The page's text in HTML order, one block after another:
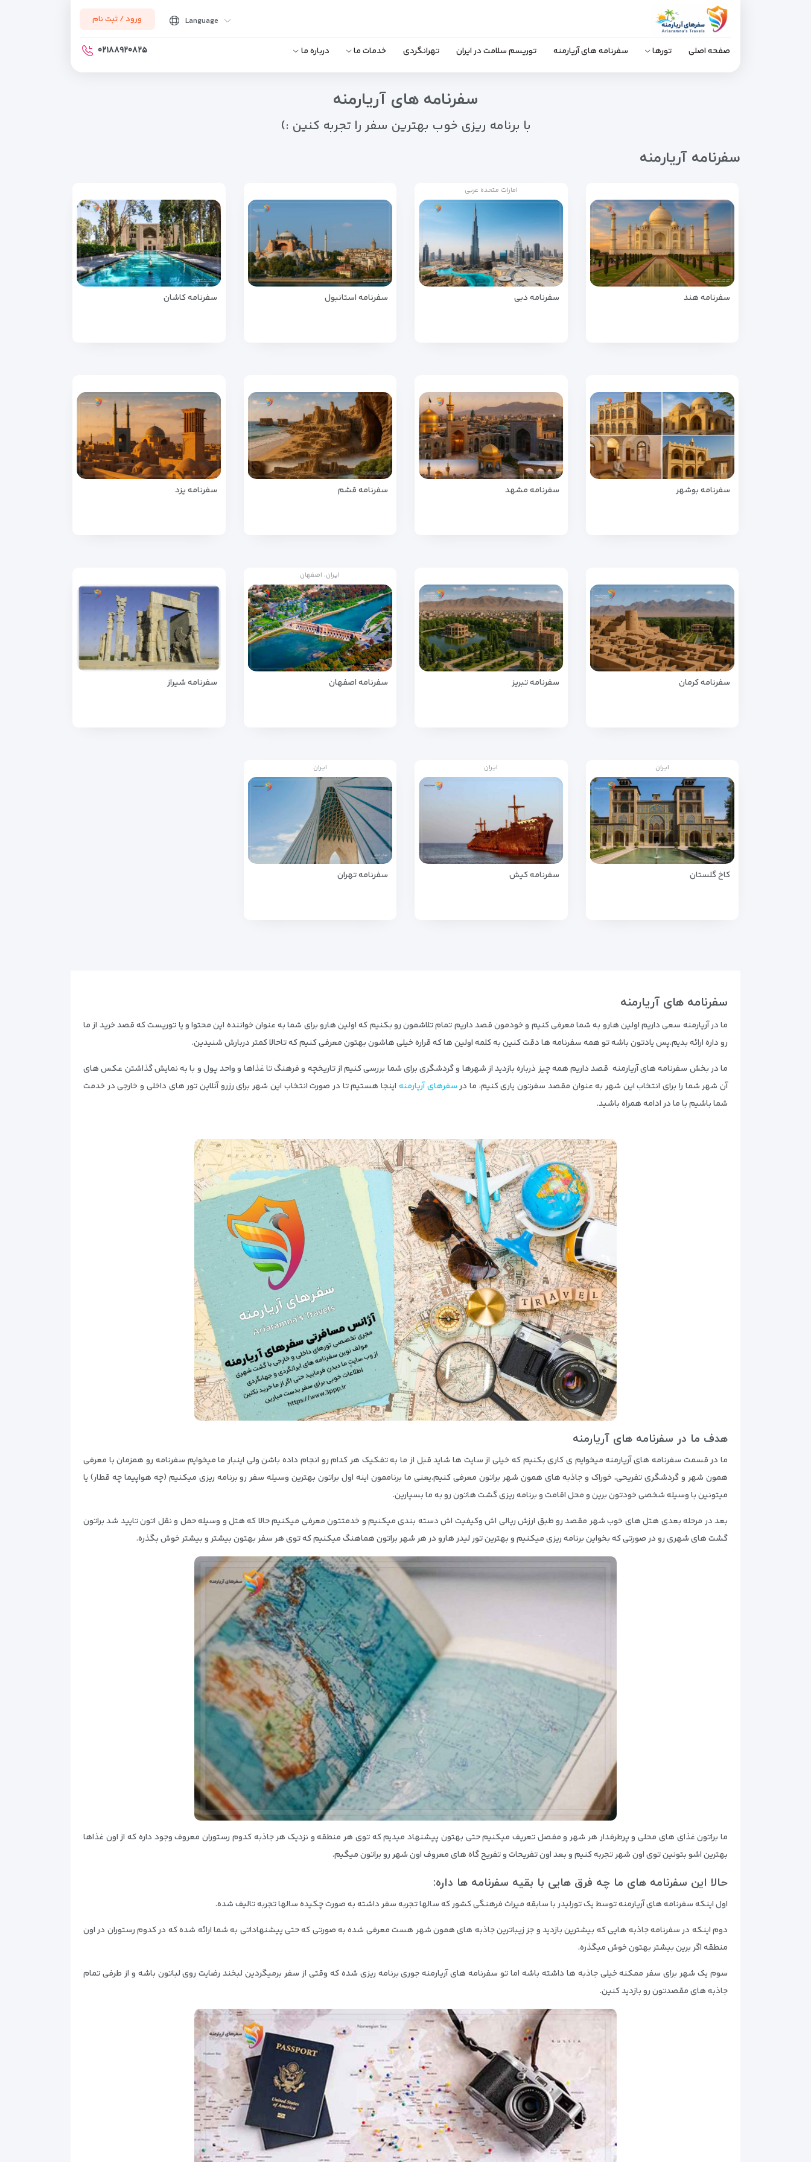
Language ورود / ثبت نام
صفحه اصلی تورها سفرنامه های آریارمنه توریسم سلامت در ایران تهرانگردی خدمات ما درباره ما ۰۲۱۸۸۹۲۰۸۲۵
سفرنامه های آریارمنه
با برنامه ریزی خوب بهترین سفر را تجربه کنین :)
سفرنامه آریارمنه
سفرنامه هند
امارات متحده عربی
سفرنامه دبی سفرنامه استانبول سفرنامه کاشان
سفرنامه بوشهر سفرنامه مشهد سفرنامه قشم سفرنامه یزد
سفرنامه کرمان سفرنامه تبریز
ایران، اصفهان
سفرنامه اصفهان سفرنامه شیراز
ایران
کاخ گلستان
ایران
سفرنامه کیش
ایران
سفرنامه تهران
سفرنامه های آریارمنه
ما در آریارمنه سعی داریم اولین هارو به شما معرفی کنیم و خودمون قصد داریم تمام تلاشمون رو بکنیم که اولین هارو برای شما به عنوان خواننده این محتوا و یا توریست که قصد خرید از ما
رو داره ارائه بدیم.پس یادتون باشه تو همه سفرنامه ها دقت کنین به کلمه اولین ها که قراره خیلی هاشون بهتون معرفی کنیم که تاحالا کمتر دربارش شنیدین.
ما در بخش سفرنامه های آریارمنه قصد داریم همه چیز ذرباره بازدید از شهرها و گردشگری برای شما بررسی کنیم از تاریخچه و فرهنگ تا غذاها و واحد پول و با به نمایش گذاشتن عکس های
آن شهر شما را برای انتخاب این شهر به عنوان مقصد سفرتون یاری کنیم، ما درسفرهای آریارمنه اینجا هستیم تا در صورت انتخاب این شهر برای رزرو آنلاین تور های داخلی و خارجی در خدمت
شما باشیم با ما در ادامه همراه باشید.
هدف ما در سفرنامه های آریارمنه
ما در قسمت سفرنامه های آریارمنه میخوایم ی کاری بکنیم که خیلی از سایت ها شاید قبل از ما به تفکیک هر کدام رو انجام داده باشن ولی اینبار ما میخوایم سفرنامه رو همزمان با معرفی
همون شهر و گردشگری تفریحی، خوراک و جاذبه های همون شهر براتون معرفی کنیم.یعنی ما برناممون اینه اول براتون بهترین وسیله سفر رو برنامه ریزی میکنیم (چه هواپیما چه قطار) یا
میتونین با وسیله شخصی خودتون برین و محل اقامت و برنامه ریزی گشت هاتون رو به ما بسپارین.
بعد در مرحله بعدی هتل های خوب شهر مقصد رو طبق ارزش ریالی اش وکیفیت اش دسته بندی میکنیم و خدمتتون معرفی میکنیم حالا که هتل و وسیله حمل و نقل اتون تایید شد براتون
گشت های شهری رو در صورتی که بخواین برنامه ریزی میکنیم و بهترین تور لیدر هارو در هر شهر براتون هماهنگ میکنیم که توی هر سفر بهتون بیشتر و بیشتر خوش بگذره.
ما براتون غذای های محلی و پرطرفدار هر شهر و مفصل تعریف میکنیم حتی بهتون پیشنهاد میدیم که توی هر منطقه و نزدیک هر جاذبه کدوم رستوران معروف وجود داره که از اون غذاها
بهترین اشو بتونین توی اون شهر تجربه کنیم و بعد اون تفریحات و تفریح گاه های معروف اون شهر رو براتون میگیم.
حالا این سفرنامه های ما چه فرق هایی با بقیه سفرنامه ها داره:
اول اینکه سفرنامه های آریارمنه توسط یک تورلیدر با سابقه میراث فرهنگی کشور که سالها تجربه سفر داشته به صورت چکیده سالها تجربه تالیف شده.
دوم اینکه در سفرنامه جاذبه هایی که بیشترین بازدید و جز زیباترین جاذبه های همون شهر هست معرفی شده به صورتی که حتی پیشنهاداتی به شما ارائه شده که در کدوم رستوران در اون
منطقه اگر برین بیشتر بهتون خوش میگذره.
سوم یک شهر برای سفر ممکنه خیلی جاذبه ها داشته باشه اما تو سفرنامه های آریارمنه جوری برنامه ریزی شده که وقتی از سفر برمیگردین لبخند رضایت روی لباتون باشه و از طرفی تمام
جاذبه های مقصدتون رو بازدید کنین.